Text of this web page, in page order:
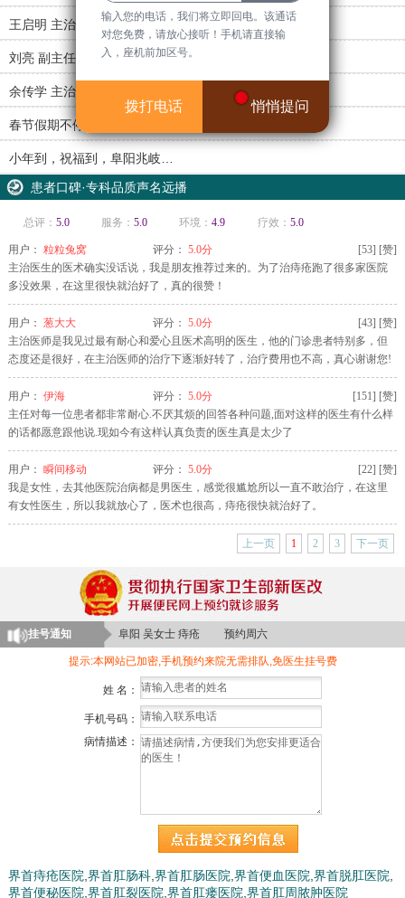
王启明 主治医师
刘亮 副主任医师
余传学 主治医师
春节假期不停诊 守护健康…
小年到，祝福到，阜阳兆岐…
患者口碑·专科品质声名远播
总评：5.0 服务：5.0 环境：4.9 疗效： 5.0
用户： 粒粒兔窝 评分： 5.0分 [53] [赞]
主治医生的医术确实没话说，我是朋友推荐过来的。为了治痔疮跑了很多家医院
多没效果，在这里很快就治好了，真的很赞！
用户： 葱大大 评分： 5.0分 [43] [赞]
主治医师是我见过最有耐心和爱心且医术高明的医生，他的门诊患者特别多，但
态度还是很好，在主治医师的治疗下逐渐好转了，治疗费用也不高，真心谢谢您!
用户： 伊海 评分： 5.0分 [151] [赞]
主任对每一位患者都非常耐心.不厌其烦的回答各种问题,面对这样的医生有什么样
的话都愿意跟他说.现如今有这样认真负责的医生真是太少了
用户： 瞬间移动 评分： 5.0分 [22] [赞]
我是女性，去其他医院治病都是男医生，感觉很尴尬所以一直不敢治疗，在这里
有女性医生，所以我就放心了，医术也很高，痔疮很快就治好了。
上一页 1 2 3 下一页
挂号通知
颍上 李女士 肛周脓肿 预约周三
临泉 晨先生 肛瘘 预约周一
临泉 刘先生 肛裂 预约周日
阜阳 苏女士 大便出血 预约周一
阜阳 吴女士 痔疮 预约周六
亳州 陈先生 脱肛 预约周一
界首 许女士 便秘 预约周四
颍上 郑先生 肛周脓肿 预约周二
阜南 林女士 肛瘘 预约周日
阜南 陈先生 痔疮 预约周一
提示:本网站已加密,手机预约来院无需排队,免医生挂号费
姓 名：
手机号码：
病情描述：
界首痔疮医院 界首肛肠科, 界首肛肠医院 界首便血医院 界首脱肛医院
界首便秘医院 界首肛裂医院 界首肛瘘医院 界首肛周脓肿医院
输入您的电话，我们将立即回电。该通话
对您免费，请放心接听！手机请直接输
入，座机前加区号。
拨打电话 悄悄提问